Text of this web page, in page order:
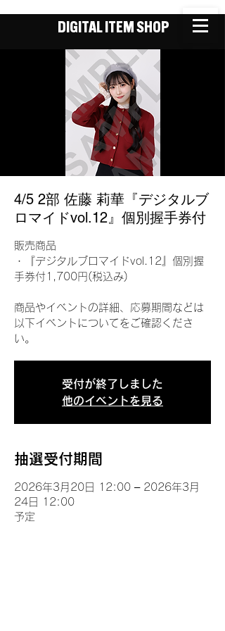
DIGITAL ITEM SHOP
4/5 2部 佐藤 莉華『デジタルブ
ロマイドvol.12』個別握手券付
販売商品
・『デジタルブロマイドvol.12』個別握
手券付1,700円(税込み)
商品やイベントの詳細、応募期間などは
以下イベントについてをご確認くださ
い。
受付が終了しました
他のイベントを見る
抽選受付期間
2026年3月20日 12:00 – 2026年3月
24日 12:00
予定